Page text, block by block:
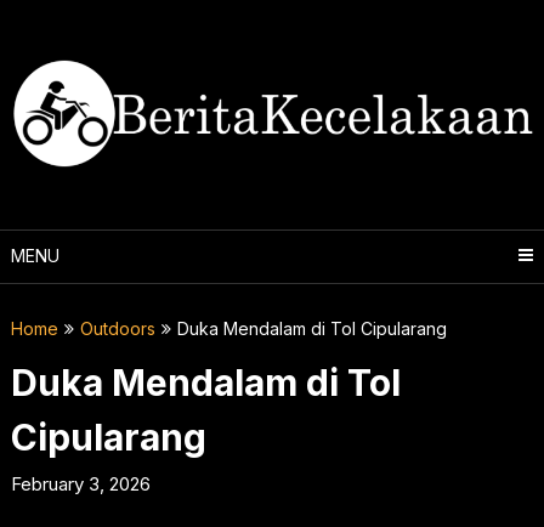
content
MENU
Home Outdoors Duka Mendalam di Tol Cipularang
Duka Mendalam di Tol
Cipularang
February 3, 2026